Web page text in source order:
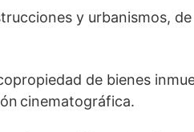
y urbanismos,
de bienes
cinematográfica.